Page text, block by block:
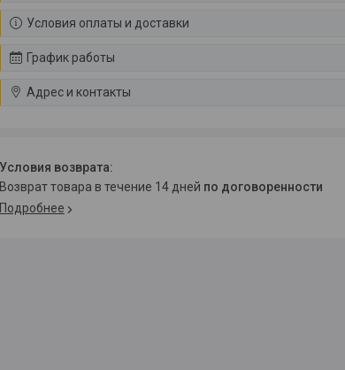
Условия оплаты и доставки
График работы
Адрес и контакты
возврат товара в течение 14 дней по договоренности
Подробнее